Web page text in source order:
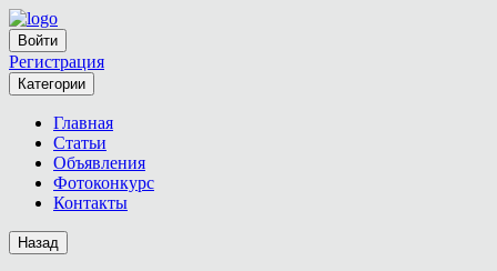
Войти
Регистрация
Категории
Главная
Статьи
Объявления
Фотоконкурс
Контакты
Назад